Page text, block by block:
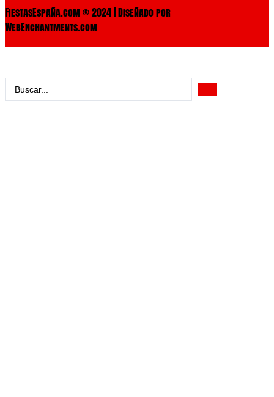
FiestasEspaña.com © 2024 | Diseñado por
WebEnchantments.com